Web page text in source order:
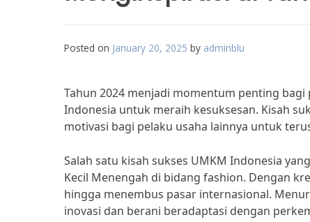
Posted on January 20, 2025 by adminblu
Tahun 2024 menjadi momentum penting
Indonesia untuk meraih kesuksesan. Kisah
motivasi bagi pelaku usaha lainnya untuk
Salah satu kisah sukses UMKM Indonesia
Kecil Menengah di bidang fashion. Dengan
hingga menembus pasar internasional.
inovasi dan berani beradaptasi dengan